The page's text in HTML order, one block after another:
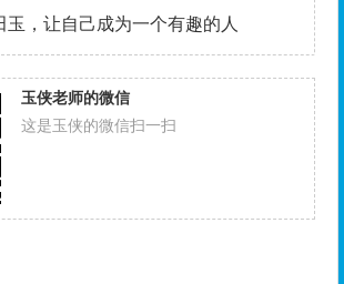
玉，让自己成为一个有趣的人
玉侠老师的微信
这是玉侠的微信扫一扫